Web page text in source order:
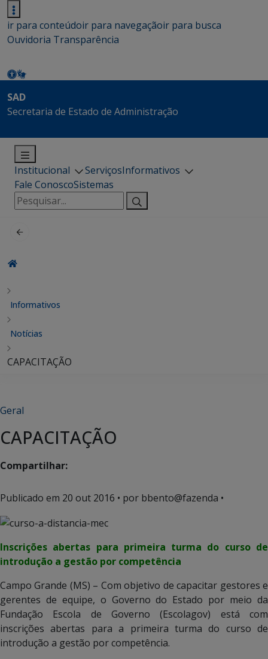
ir para conteúdoir para navegaçãoir para busca
Ouvidoria Transparência
SAD
Secretaria de Estado de Administração
Institucional ServiçosInformativos
Fale ConoscoSistemas
Pesquisar
por:
Informativos
Notícias
CAPACITAÇÃO
Geral
CAPACITAÇÃO
Compartilhar:
Publicado em 20 out 2016 • por bbento@fazenda •
Inscrições abertas para primeira turma do curso de
introdução a gestão por competência
Campo Grande (MS) – Com objetivo de capacitar gestores e
gerentes de equipe, o Governo do Estado por meio da
Fundação Escola de Governo (Escolagov) está com
inscrições abertas para a primeira turma do curso de
introdução a gestão por competência.